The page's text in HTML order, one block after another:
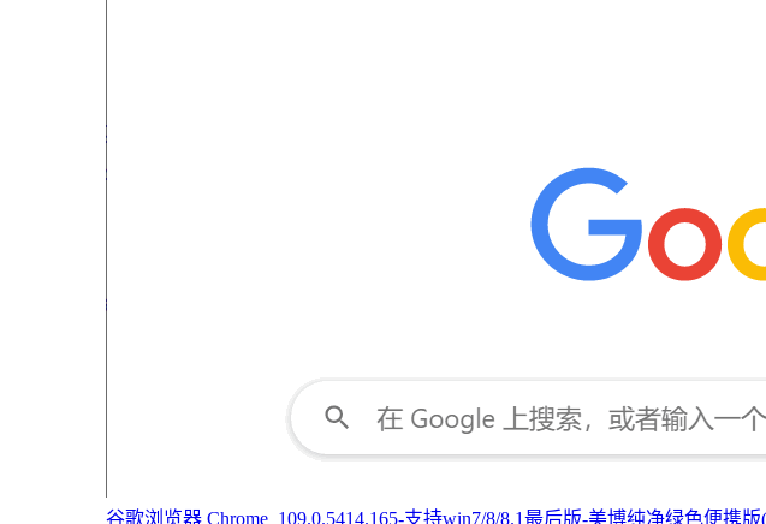
谷歌浏览器 Chrome_109.0.5414.165-支持win7/8/8.1最后版-美博纯净绿色便携版